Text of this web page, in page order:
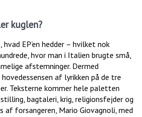
kuglen?
EP’en hedder – hvilket nok
hvor man i Italien brugte små,
afstemninger. Dermed
af lyrikken på de tre
Teksterne kommer hele paletten
bagtaleri, krig, religionsfejder og
af forsangeren, Mario Giovagnoli, med